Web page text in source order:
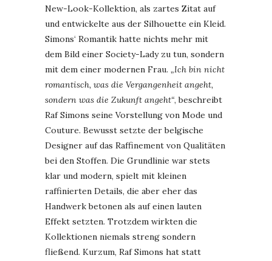
New-Look-Kollektion, als zartes Zitat auf
und entwickelte aus der Silhouette ein Kleid.
Simons‘ Romantik hatte nichts mehr mit
dem Bild einer Society-Lady zu tun, sondern
mit dem einer modernen Frau. „Ich bin nicht
romantisch, was die Vergangenheit angeht,
sondern was die Zukunft angeht“, beschreibt
Raf Simons seine Vorstellung von Mode und
Couture. Bewusst setzte der belgische
Designer auf das Raffinement von Qualitäten
bei den Stoffen. Die Grundlinie war stets
klar und modern, spielt mit kleinen
raffinierten Details, die aber eher das
Handwerk betonen als auf einen lauten
Effekt setzten. Trotzdem wirkten die
Kollektionen niemals streng sondern
fließend. Kurzum, Raf Simons hat statt